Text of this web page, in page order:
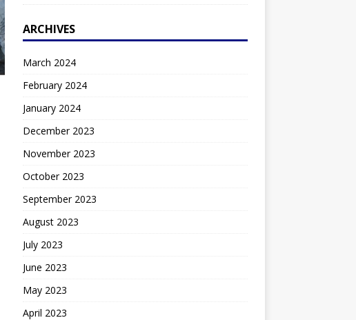
ARCHIVES
March 2024
February 2024
January 2024
December 2023
November 2023
October 2023
September 2023
August 2023
July 2023
June 2023
May 2023
April 2023